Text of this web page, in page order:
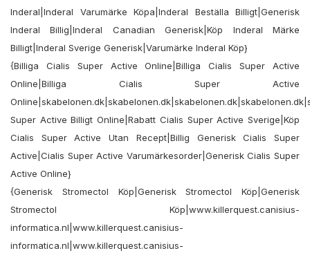
Inderal|Inderal Varumärke Köpa|Inderal Beställa Billigt|Generisk
Inderal Billig|Inderal Canadian Generisk|Köp Inderal Märke
Billigt|Inderal Sverige Generisk|Varumärke Inderal Köp}
{Billiga Cialis Super Active Online|Billiga Cialis Super Active
Online|Billiga Cialis Super Active
Super Active Billigt Online|Rabatt Cialis Super Active Sverige|Köp
Cialis Super Active Utan Recept|Billig Generisk Cialis Super
Active|Cialis Super Active Varumärkesorder|Generisk Cialis Super
Active Online}
{Generisk Stromectol Köp|Generisk Stromectol Köp|Generisk
Stromectol Köp|www.killerquest.canisius-
informatica.nl|www.killerquest.canisius-
informatica.nl|www.killerquest.canisius-